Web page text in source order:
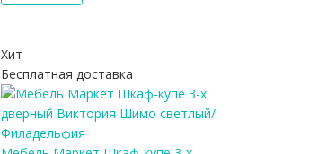
Хит
Бесплатная доставка